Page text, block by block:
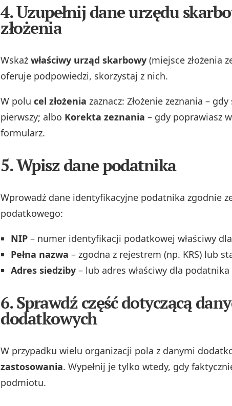
4. Uzupełnij dane urzędu
złożenia
Wskaż właściwy urząd skarbowy (miejsce złożenia
oferuje podpowiedzi, skorzystaj z nich.
W polu cel złożenia zaznacz: Złożenie zeznania –
pierwszy; albo Korekta zeznania – gdy poprawiasz
formularz.
5. Wpisz dane podatnika
Wprowadź dane identyfikacyjne podatnika zgodnie
podatkowego:
NIP – numer identyfikacji podatkowej właściwy
Pełna nazwa – zgodna z rejestrem (np. KRS) lub
Adres siedziby – lub adres właściwy dla
6. Sprawdź część dotyczącą
dodatkowych
W przypadku wielu organizacji pola z danymi
zastosowania. Wypełnij je tylko wtedy, gdy
podmiotu.